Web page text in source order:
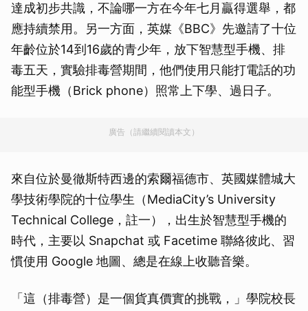
達成初步共識，不論哪一方在今年七月贏得選舉，都
應持續禁用。另一方面，英媒《BBC》先邀請了十位
年齡位於14到16歲的青少年，放下智慧型手機、排
毒五天，實驗排毒營期間，他們使用只能打電話的功
能型手機（Brick phone）照常上下學、過日子。
廣告（請繼續閱讀本文）
來自位於曼徹斯特西邊的索爾福德市、英國媒體城大
學技術學院的十位學生（MediaCity’s University
Technical College，註一），出生於智慧型手機的
時代，主要以 Snapchat 或 Facetime 聯絡彼此、習
慣使用 Google 地圖、總是在線上收聽音樂。
「這（排毒營）是一個貨真價實的挑戰，」學院校長